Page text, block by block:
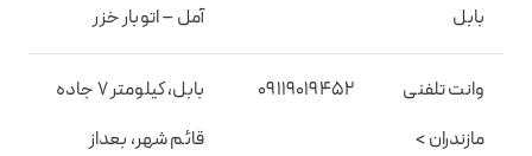
بابل
آمل – اتوبار خزر
وانت تلفنی
مازندران >
09119019452
بابل، کیلومتر ۷ جاده
قائم شهر، بعداز